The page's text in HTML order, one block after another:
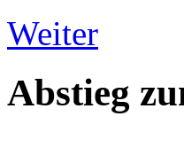
Weiter
Abstieg